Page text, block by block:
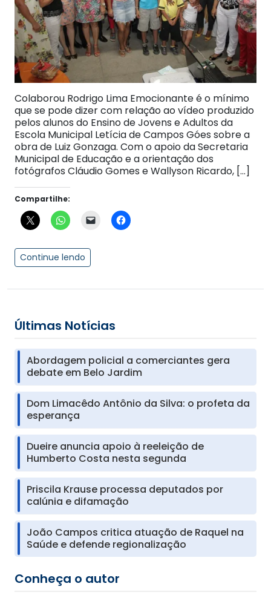
Colaborou Rodrigo Lima Emocionante é o mínimo
que se pode dizer com relação ao vídeo produzido
pelos alunos do Ensino de Jovens e Adultos da
Escola Municipal Letícia de Campos Góes sobre a
obra de Luiz Gonzaga. Com o apoio da Secretaria
Municipal de Educação e a orientação dos
fotógrafos Cláudio Gomes e Wallyson Ricardo, […]
Compartilhe:
Continue lendo
Últimas Notícias
Abordagem policial a comerciantes gera
debate em Belo Jardim
Dom Limacêdo Antônio da Silva: o profeta da
esperança
Dueire anuncia apoio à reeleição de
Humberto Costa nesta segunda
Priscila Krause processa deputados por
calúnia e difamação
João Campos critica atuação de Raquel na
Saúde e defende regionalização
Conheça o autor